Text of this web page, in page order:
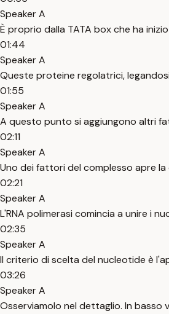
Speaker A
È proprio dalla TATA box che ha
01:44
Speaker A
Queste proteine regolatrici,
01:55
Speaker A
A questo punto si aggiungono altri
02:11
Speaker A
Uno dei fattori del complesso apre
02:21
Speaker A
L'RNA polimerasi comincia a unire i
02:35
Speaker A
Il criterio di scelta del nucleotide è
03:26
Speaker A
Osserviamolo nel dettaglio. In basso